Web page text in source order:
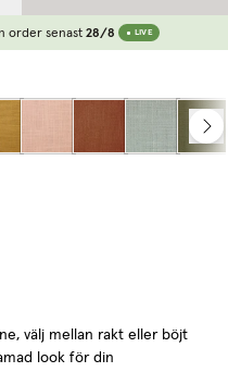
order senast 28/8 LIVE
välj mellan rakt eller böjt
look för din